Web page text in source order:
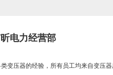
电力经营部
压器的经验，所有员工均来自变压